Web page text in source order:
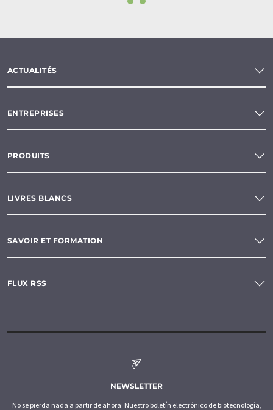
ACTUALITÉS
ENTREPRISES
PRODUITS
LIVRES BLANCS
SAVOIR ET FORMATION
FLUX RSS
NEWSLETTER
No se pierda nada a partir de ahora: Nuestro boletín electrónico de biotecnología,